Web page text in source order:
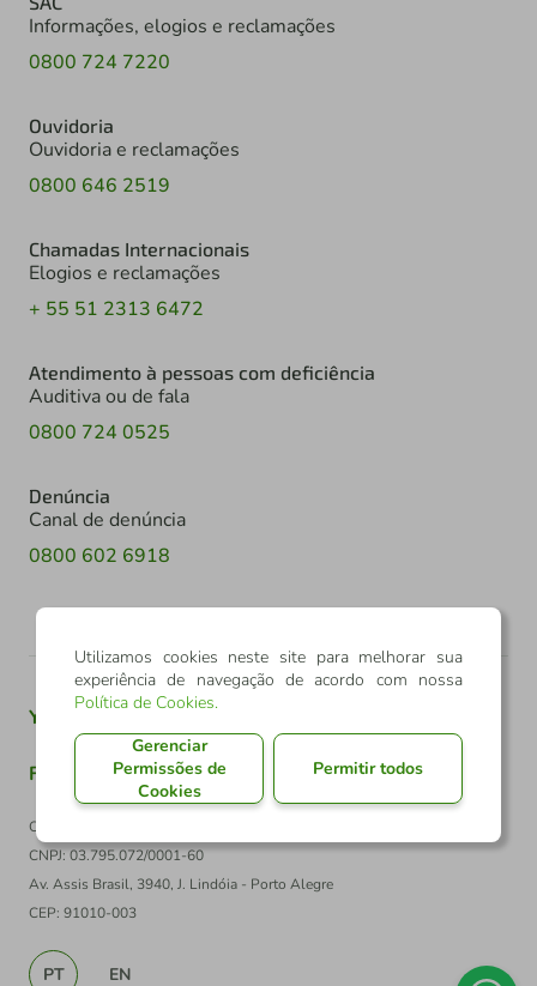
Informações, elogios e reclamações
0800 724 7220
Ouvidoria
Ouvidoria e reclamações
0800 646 2519
Chamadas Internacionais
Elogios e reclamações
+ 55 51 2313 6472
Atendimento à pessoas com deficiência
Auditiva ou de fala
0800 724 0525
Denúncia
Canal de denúncia
0800 602 6918
Youtube
Facebook TikTok
Confederação Sicredi
CNPJ: 03.795.072/0001-60
Av. Assis Brasil, 3940, J. Lindóia - Porto Alegre
CEP: 91010-003
PT EN
Utilizamos cookies neste site para melhorar sua
experiência de navegação de acordo com nossa
Política de Cookies.
Gerenciar
Permissões de
Cookies
Permitir todos